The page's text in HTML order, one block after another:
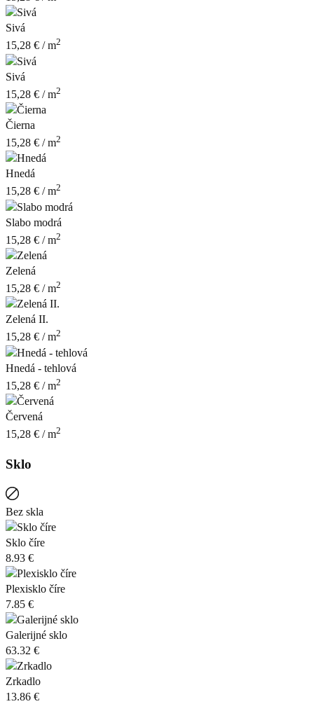
Sivá
15,28 € / m2
Sivá
15,28 € / m2
Čierna
15,28 € / m2
Hnedá
15,28 € / m2
Slabo modrá
15,28 € / m2
Zelená
15,28 € / m2
Zelená II.
15,28 € / m2
Hnedá - tehlová
15,28 € / m2
Červená
15,28 € / m2
Sklo
Bez skla
Sklo číre
8.93 €
Plexisklo číre
7.85 €
Galerijné sklo
63.32 €
Zrkadlo
13.86 €